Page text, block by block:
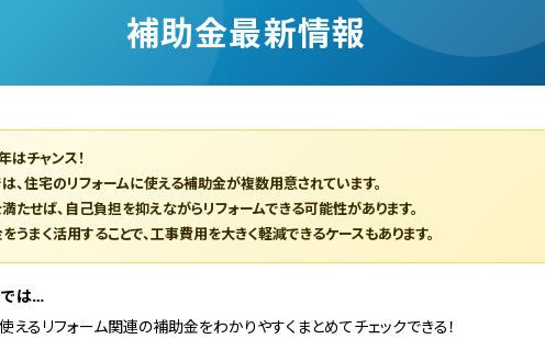
補助金最新情報
チャンス！
、住宅のリフォームに使える補助金が複数用意されています。
たせば、自己負担を抑えながらリフォームできる可能性があります。
うまく活用することで、工事費用を大きく軽減できるケースもあります。
は…
えるリフォーム関連の補助金をわかりやすくまとめてチェックできる！